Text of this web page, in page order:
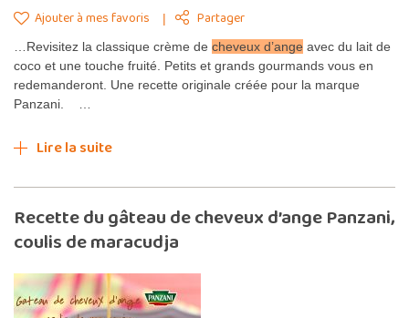
Ajouter à mes favoris
Partager
…Revisitez la classique crème de cheveux d’ange avec du lait de
coco et une touche fruité. Petits et grands gourmands vous en
redemanderont. Une recette originale créée pour la marque
Panzani. …
Lire la suite
Recette du gâteau de cheveux d’ange Panzani,
coulis de maracudja